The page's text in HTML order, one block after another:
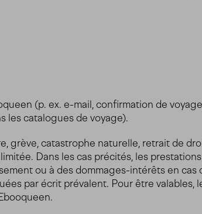
(p. ex. e-mail, confirmation de
les catalogues de voyage).
grève, catastrophe naturelle, retrait de
Dans les cas précités, les
ou à des dommages-intérêts en
par écrit prévalent. Pour être valables,